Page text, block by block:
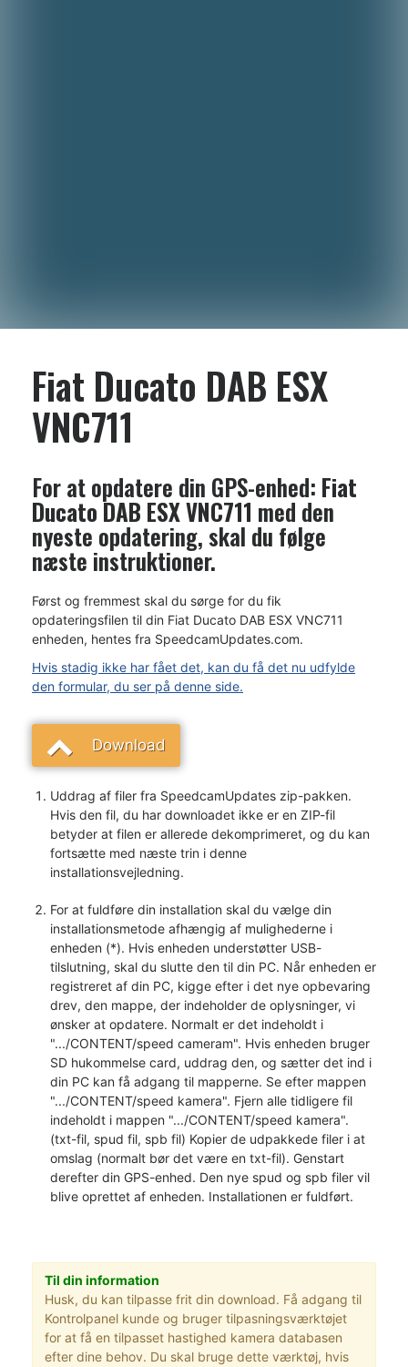
Fiat Ducato DAB ESX
VNC711
For at opdatere din GPS-enhed: Fiat
Ducato DAB ESX VNC711 med den
nyeste opdatering, skal du følge
næste instruktioner.
Først og fremmest skal du sørge for du fik
opdateringsfilen til din Fiat Ducato DAB ESX VNC711
enheden, hentes fra SpeedcamUpdates.com.
Hvis stadig ikke har fået det, kan du få det nu udfylde
den formular, du ser på denne side.
Download
Uddrag af filer fra SpeedcamUpdates zip-pakken.
Hvis den fil, du har downloadet ikke er en ZIP-fil
betyder at filen er allerede dekomprimeret, og du kan
fortsætte med næste trin i denne
installationsvejledning.
For at fuldføre din installation skal du vælge din
installationsmetode afhængig af mulighederne i
enheden (*). Hvis enheden understøtter USB-
tilslutning, skal du slutte den til din PC. Når enheden er
registreret af din PC, kigge efter i det nye opbevaring
drev, den mappe, der indeholder de oplysninger, vi
ønsker at opdatere. Normalt er det indeholdt i
".../CONTENT/speed cameram". Hvis enheden bruger
SD hukommelse card, uddrag den, og sætter det ind i
din PC kan få adgang til mapperne. Se efter mappen
".../CONTENT/speed kamera". Fjern alle tidligere fil
indeholdt i mappen ".../CONTENT/speed kamera".
(txt-fil, spud fil, spb fil) Kopier de udpakkede filer i at
omslag (normalt bør det være en txt-fil). Genstart
derefter din GPS-enhed. Den nye spud og spb filer vil
blive oprettet af enheden. Installationen er fuldført.
Til din information
Husk, du kan tilpasse frit din download. Få adgang til
Kontrolpanel kunde og bruger tilpasningsværktøjet
for at få en tilpasset hastighed kamera databasen
efter dine behov. Du skal bruge dette værktøj, hvis